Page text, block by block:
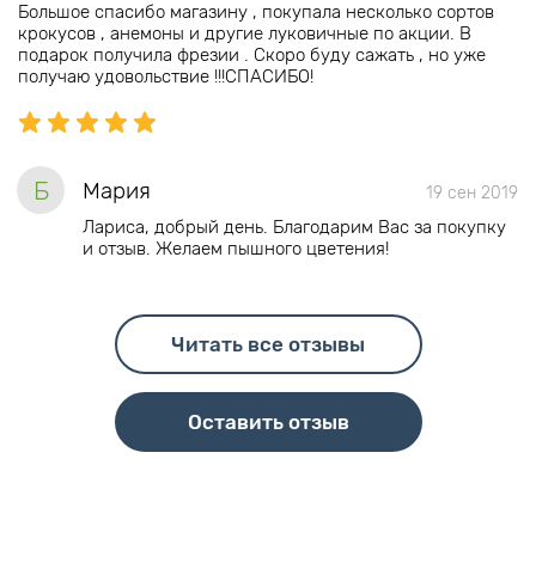
Большое спасибо магазину , покупала несколько сортов
крокусов , анемоны и другие луковичные по акции. В
подарок получила фрезии . Скоро буду сажать , но уже
получаю удовольствие !!!СПАСИБО!
Б Мария 19 сен 2019
Лариса, добрый день. Благодарим Вас за покупку
и отзыв. Желаем пышного цветения!
Читать все отзывы
Оставить отзыв